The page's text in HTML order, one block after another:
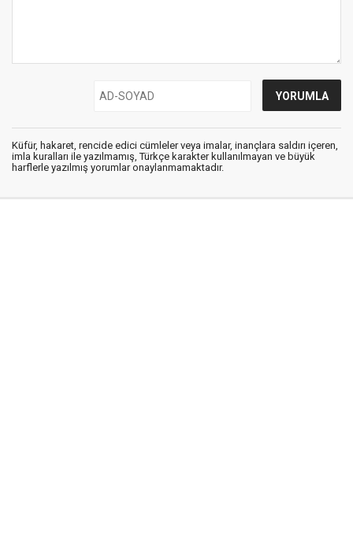
Küfür, hakaret, rencide edici cümleler veya imalar, inançlara saldırı içeren,
imla kuralları ile yazılmamış, Türkçe karakter kullanılmayan ve büyük
harflerle yazılmış yorumlar onaylanmamaktadır.